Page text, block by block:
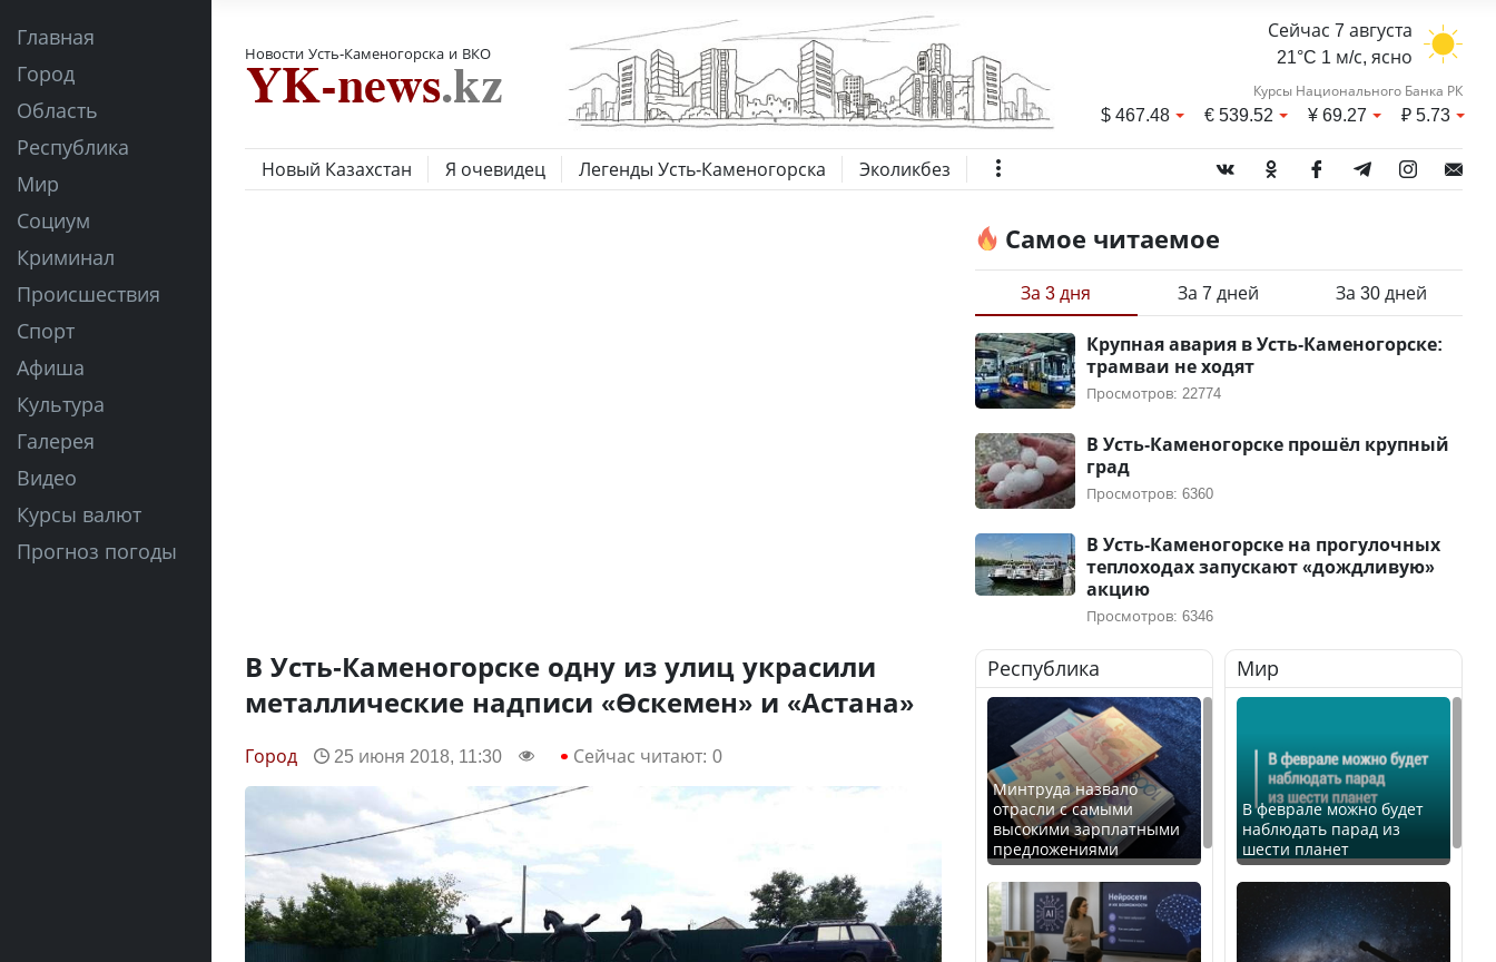
Главная
Город
Область
Республика
Мир
Социум
Криминал
Происшествия
Спорт
Афиша
Культура
Галерея
Видео
Курсы валют
Прогноз погоды
Новости Усть-Каменогорска и ВКО
Сейчас 7 августа
21°C 1 м/с, ясно
Курсы Национального Банка РК
$467.48 €539.52 ¥69.27 ₽5.73
Новый Казахстан Я очевидец Легенды Усть-Каменогорска Эколикбез
В Усть-Каменогорске одну из улиц украсили
металлические надписи «Өскемен» и «Астана»
Город 25 июня 2018, 11:30 Сейчас читают: 0
Самое читаемое
За 3 дня За 7 дней За 30 дней
Крупная авария в Усть-Каменогорске:
трамваи не ходят
Просмотров: 22774
В Усть-Каменогорске прошёл крупный
град
Просмотров: 6360
В Усть-Каменогорске на прогулочных
теплоходах запускают «дождливую»
акцию
Просмотров: 6346
Республика
Минтруда назвало
отрасли с самыми
высокими зарплатными
предложениями
Мир
В феврале можно будет
наблюдать парад из
шести планет